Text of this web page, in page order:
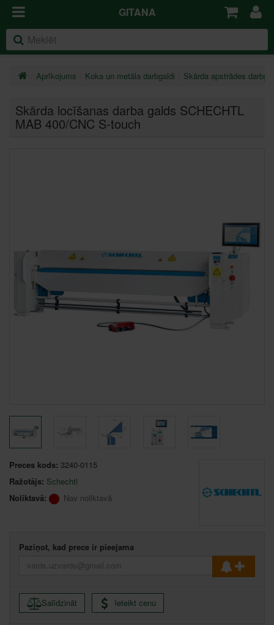
GITANA
Aprīkojums Koka un metāla darbgaldi Skārda apstrādes
Skārda locīšanas darba galds SCHECHTL
MAB 400/CNC S-touch
Preces kods: 3240-0115
Ražotājs: Schechtl
Noliktavā:
Nav noliktavā
Paziņot, kad prece ir pieejama
Salīdzināt Ieteikt cenu